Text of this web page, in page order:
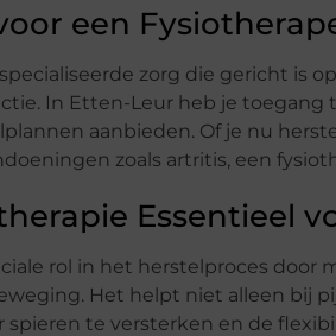
een
zorg die gericht is
In Etten-Leur heb je toegang
aanbieden. Of je nu
zoals artritis, een
Essentieel
rol in het herstelproces
Het helpt niet alleen bij
spieren te versterken en de